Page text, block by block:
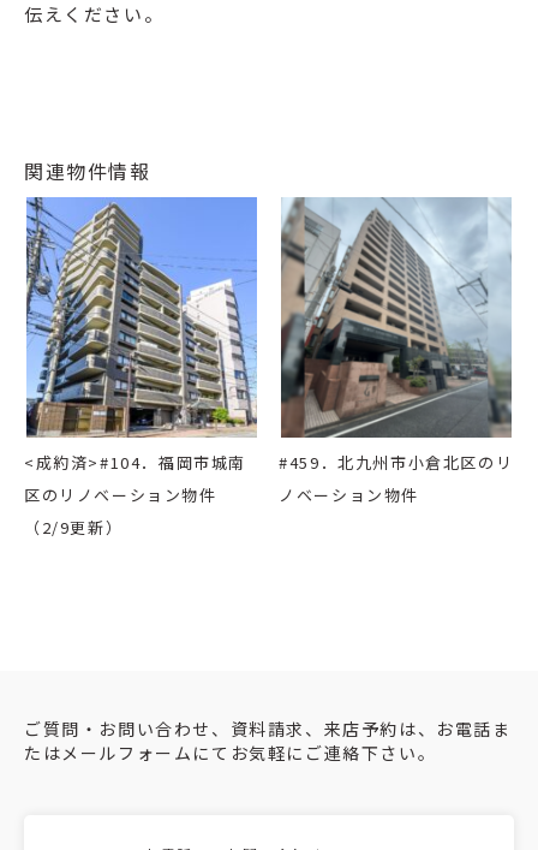
伝えください。
関連物件情報
<成約済>#104．福岡市城南
区のリノベーション物件
（2/9更新）
#459．北九州市小倉北区のリ
ノベーション物件
ご質問・お問い合わせ、資料請求、来店予約は、お電話ま
たはメールフォームにてお気軽にご連絡下さい。